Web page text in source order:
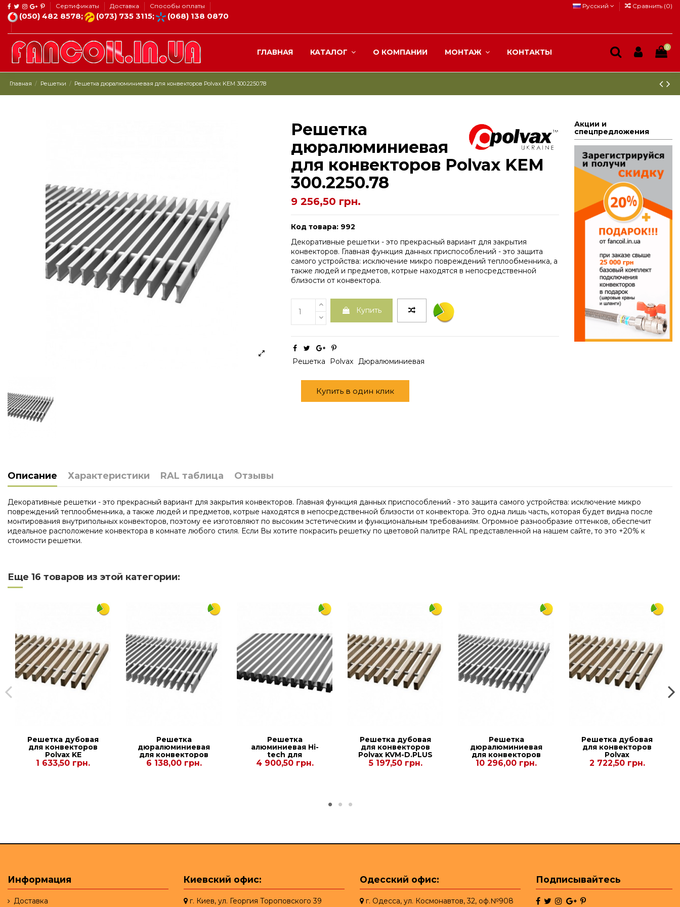
Сертификаты Доставка Способы оплаты
(050) 482 8578; (073) 735 3115; (068) 138 0870
Русский Сравнить (0)
ГЛАВНАЯ КАТАЛОГ О КОМПАНИИ МОНТАЖ КОНТАКТЫ
0
Главная Решетки Решетка дюралюминиевая для конвекторов Рolvax KEM 300.2250.78
Решетка
дюралюминиевая
для конвекторов Рolvax KEM
300.2250.78
9 256,50 грн.
Код товара: 992
Декоративные решетки - это прекрасный вариант для закрытия
конвекторов. Главная функция данных приспособлений - это защита
самого устройства: исключение микро повреждений теплообменника, а
также людей и предметов, котрые находятся в непосредственной
близости от конвектора.
Купить
Решетка Polvax Дюралюминиевая
Купить в один клик
Акции и
спецпредложения
Описание Характеристики RAL таблица Отзывы
Декоративные решетки - это прекрасный вариант для закрытия конвекторов. Главная функция данных приспособлений - это защита самого устройства: исключение микро
повреждений теплообменника, а также людей и предметов, котрые находятся в непосредственной близости от конвектора. Это одна лишь часть, которая будет видна после
монтирования внутрипольных конвекторов, поэтому ее изготовляют по высоким эстетическим и функциональным требованиям. Огромное разнообразие оттенков, обеспечит
идеальное расположение конвектора в комнате любого стиля. Если Вы хотите покрасить решетку по цветовой палитре RAL представленной на нашем сайте, то это +20% к
стоимости решетки.
Ширина
Еще 16 товаров из этой категории:
Решетка дубовая
для конвекторов
Рolvax KE
300.1000.90
1 633,50 грн.
Решетка
дюралюминиевая
для конвекторов
Polvax
KVM.PLUS.PREMIUM.380.1250.120
6 138,00 грн.
Решетка
алюминиевая Hi-
tech для
конвекторов
Carrera C Hydro
4 900,50 грн.
Решетка дубовая
для конвекторов
Рolvax KVM-D.PLUS
380.2750.125
5 197,50 грн.
Решетка
дюралюминиевая
для конвекторов
Рolvax KE
300.2500.90
10 296,00 грн.
Решетка дубовая
для конвекторов
Polvax
2 722,50 грн.
Информация
Доставка
Киевский офис:
г. Киев, ул. Георгия Тороповского 39
Одесский офис:
г. Одесса, ул. Космонавтов, 32, оф.№908
Подписывайтесь